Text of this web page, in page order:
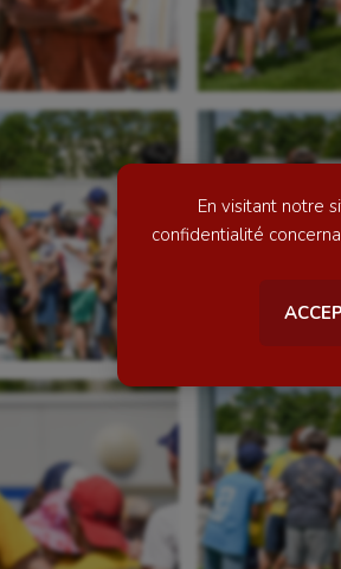
En visitant notre
confidentialité
Equitation
Escalade
Escrime
Fitness
Flag football
Football américain
Futsal
Golf
Gymnastique
Gymnastique rythmique
Haltérophilie
Handisport